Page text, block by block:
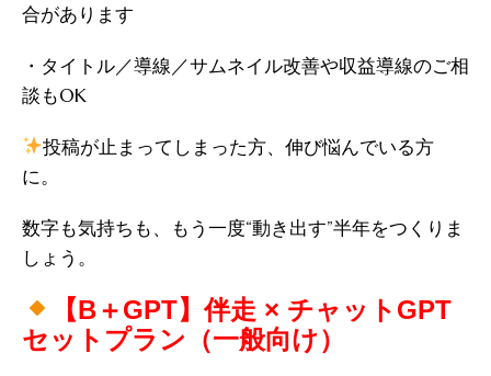
合があります
・タイトル／導線／サムネイル改善や収益導線のご相
談もOK
投稿が止まってしまった方、伸び悩んでいる方
に。
数字も気持ちも、もう一度“動き出す”半年をつくりま
しょう。
【B＋GPT】伴走 × チャットGPT
セットプラン（一般向け）